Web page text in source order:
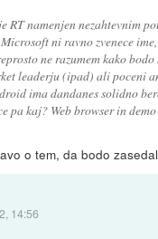
RT namenjen nezahtevnim
Microsoft ni ravno zvenece
ne razumem kako bodo
leaderju (ipad) ali poceni
ima dandanes solidno
pa kaj? Web browser in
o tem, da bodo
14:56